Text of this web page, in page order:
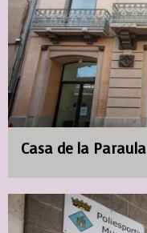
Casa de la Paraula